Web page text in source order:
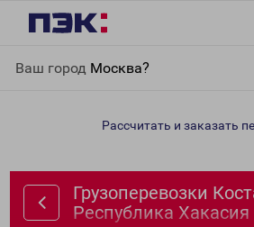
Ваш город Москва?
Хакасия
Рассчитать и заказать
Грузоперевозки
Республика Хакасия